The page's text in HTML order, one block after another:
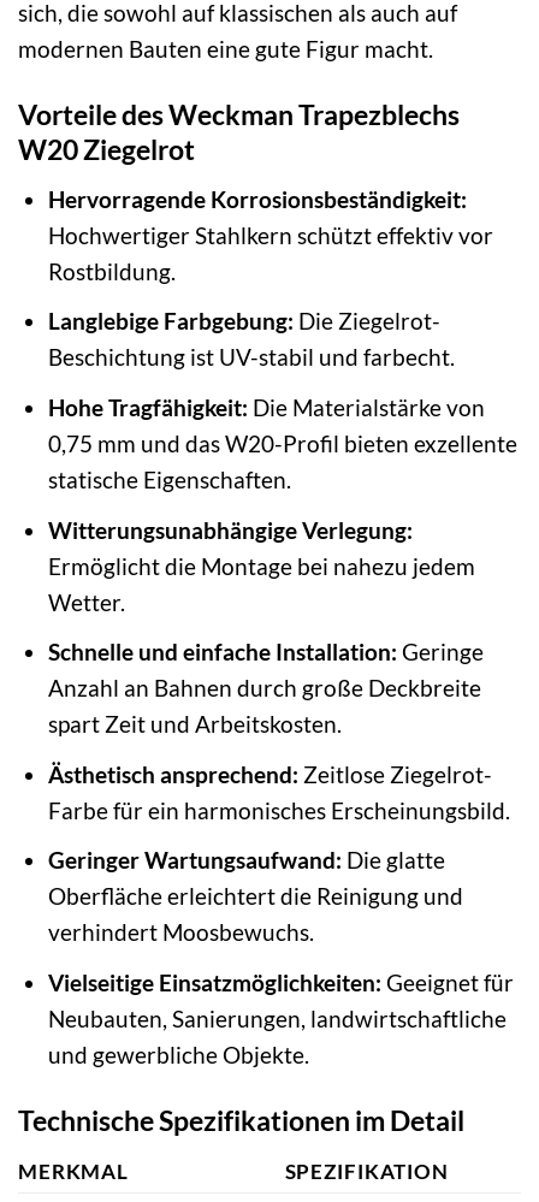
sich, die sowohl auf klassischen als auch auf
modernen Bauten eine gute Figur macht.
Vorteile des Weckman Trapezblechs
W20 Ziegelrot
Hervorragende Korrosionsbeständigkeit:
Hochwertiger Stahlkern schützt effektiv vor
Rostbildung.
Langlebige Farbgebung: Die Ziegelrot-
Beschichtung ist UV-stabil und farbecht.
Hohe Tragfähigkeit: Die Materialstärke von
0,75 mm und das W20-Profil bieten exzellente
statische Eigenschaften.
Witterungsunabhängige Verlegung:
Ermöglicht die Montage bei nahezu jedem
Wetter.
Schnelle und einfache Installation: Geringe
Anzahl an Bahnen durch große Deckbreite
spart Zeit und Arbeitskosten.
Ästhetisch ansprechend: Zeitlose Ziegelrot-
Farbe für ein harmonisches Erscheinungsbild.
Geringer Wartungsaufwand: Die glatte
Oberfläche erleichtert die Reinigung und
verhindert Moosbewuchs.
Vielseitige Einsatzmöglichkeiten: Geeignet für
Neubauten, Sanierungen, landwirtschaftliche
und gewerbliche Objekte.
Technische Spezifikationen im Detail
MERKMAL
SPEZIFIKATION